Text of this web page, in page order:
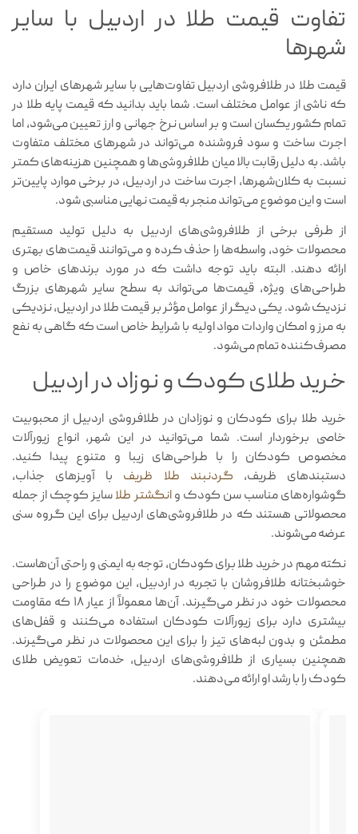
تفاوت قیمت طلا در اردبیل با سایر
شهرها
قیمت طلا در طلافروشی اردبیل تفاوت‌هایی با سایر شهرهای ایران دارد
که ناشی از عوامل مختلف است. شما باید بدانید که قیمت پایه طلا در
تمام کشور یکسان است و بر اساس نرخ جهانی و ارز تعیین می‌شود، اما
اجرت ساخت و سود فروشنده می‌تواند در شهرهای مختلف متفاوت
باشد. به دلیل رقابت بالا میان طلافروشی‌ها و همچنین هزینه‌های کمتر
نسبت به کلان‌شهرها، اجرت ساخت در اردبیل، در برخی موارد پایین‌تر
است و این موضوع می‌تواند منجر به قیمت نهایی مناسبی شود.
از طرفی برخی از طلافروشی‌های اردبیل به دلیل تولید مستقیم
محصولات خود، واسطه‌ها را حذف کرده و می‌توانند قیمت‌های بهتری
ارائه دهند. البته باید توجه داشت که در مورد برندهای خاص و
طراحی‌های ویژه، قیمت‌ها می‌تواند به سطح سایر شهرهای بزرگ
نزدیک شود. یکی دیگر از عوامل مؤثر بر قیمت طلا در اردبیل، نزدیکی
به مرز و امکان واردات مواد اولیه با شرایط خاص است که گاهی به نفع
مصرف‌کننده تمام می‌شود.
خرید طلای کودک و نوزاد در اردبیل
خرید طلا برای کودکان و نوزادان در طلافروشی اردبیل از محبوبیت
خاصی برخوردار است. شما می‌توانید در این شهر، انواع زیورآلات
مخصوص کودکان را با طراحی‌های زیبا و متنوع پیدا کنید.
دستبندهای ظریف، گردنبند‌ طلا ظریف با آویزهای جذاب،
گوشواره‌های مناسب سن کودک وانگشتر طلاسایز کوچک از جمله
محصولاتی هستند که در طلافروشی‌های اردبیل برای این گروه سنی
عرضه می‌شوند.
نکته مهم در خرید طلا برای کودکان، توجه به ایمنی و راحتی آن‌هاست.
خوشبختانه طلافروشان با تجربه در اردبیل، این موضوع را در طراحی
محصولات خود در نظر می‌گیرند. آن‌ها معمولاً از عیار ۱۸ که مقاومت
بیشتری دارد برای زیورآلات کودکان استفاده می‌کنند و قفل‌های
مطمئن و بدون لبه‌های تیز را برای این محصولات در نظر می‌گیرند.
همچنین بسیاری از طلافروشی‌های اردبیل، خدمات تعویض طلای
کودک را با رشد او ارائه می‌دهند.